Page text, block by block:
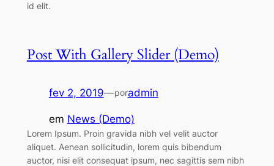
id elit.
Post With Gallery Slider (Demo)
fev 2, 2019—poradmin
em News (Demo)
Lorem Ipsum. Proin gravida nibh vel velit auctor
aliquet. Aenean sollicitudin, lorem quis bibendum
auctor, nisi elit consequat ipsum, nec sagittis sem nibh